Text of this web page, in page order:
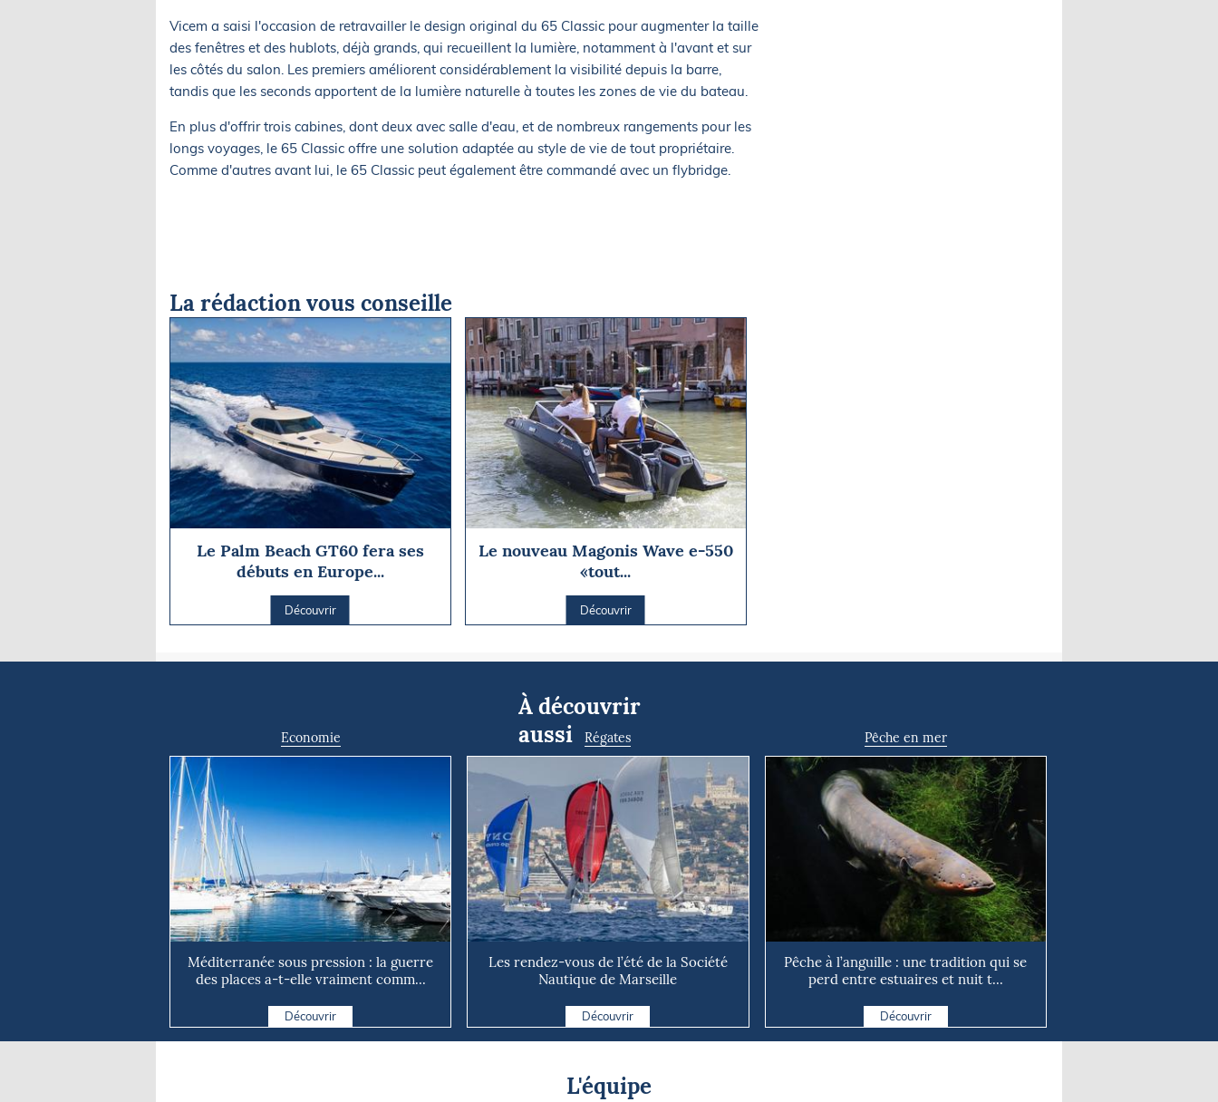
Vicem a saisi l'occasion de retravailler le design original du 65 Classic pour augmenter la taille
des fenêtres et des hublots, déjà grands, qui recueillent la lumière, notamment à l'avant et sur
les côtés du salon. Les premiers améliorent considérablement la visibilité depuis la barre,
tandis que les seconds apportent de la lumière naturelle à toutes les zones de vie du bateau.
En plus d'offrir trois cabines, dont deux avec salle d'eau, et de nombreux rangements pour les
longs voyages, le 65 Classic offre une solution adaptée au style de vie de tout propriétaire.
Comme d'autres avant lui, le 65 Classic peut également être commandé avec un flybridge.
La rédaction vous conseille
Le Palm Beach GT60 fera ses
débuts en Europe...
Découvrir
Le nouveau Magonis Wave e-550
«tout...
Découvrir
À découvrir
aussi
Economie
Méditerranée sous pression : la guerre
des places a-t-elle vraiment comm...
Découvrir
Régates
Les rendez-vous de l’été de la Société
Nautique de Marseille
Découvrir
Pêche en mer
Pêche à l’anguille : une tradition qui se
perd entre estuaires et nuit t...
Découvrir
L'équipe